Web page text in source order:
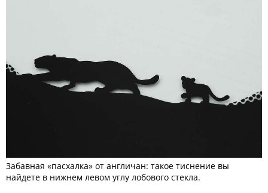
Забавная «пасхалка» от англичан: такое тиснение вы
найдете в нижнем левом углу лобового стекла.